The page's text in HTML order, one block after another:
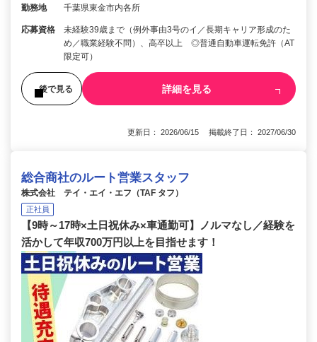
勤務地 千葉県東金市内各所
応募資格
未経験39歳まで（例外事由3号のイ／長期キャリア形成のた
め／職業経験不問）、高卒以上 ◎普通自動車運転免許（AT
限定可）
後で見る 詳細を見る
更新日： 2026/06/15 掲載終了日： 2027/06/30
総合商社のルート営業スタッフ
株式会社 テイ・エイ・エフ（TAF タフ）
正社員
【9時～17時×土日祝休み×車通勤可】ノルマなし／経験を
活かして年収700万円以上を目指せます！